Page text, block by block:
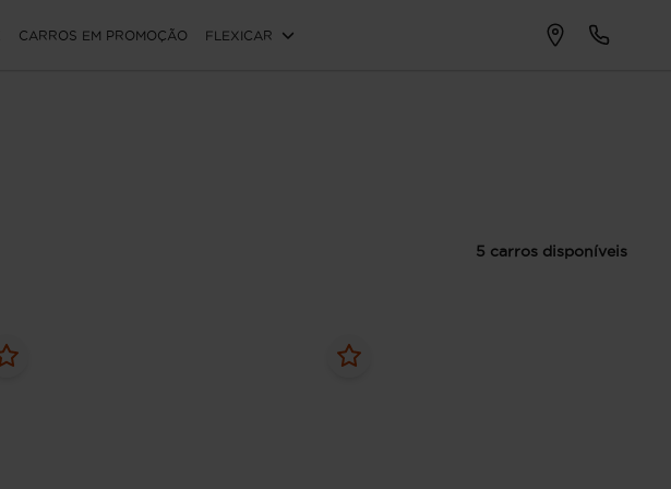
CARROS EM PROMOÇÃO FLEXICAR
5 carros disponíveis